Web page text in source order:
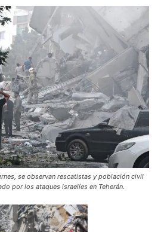
se observan rescatistas y población civil
por los ataques israelíes en Teherán.